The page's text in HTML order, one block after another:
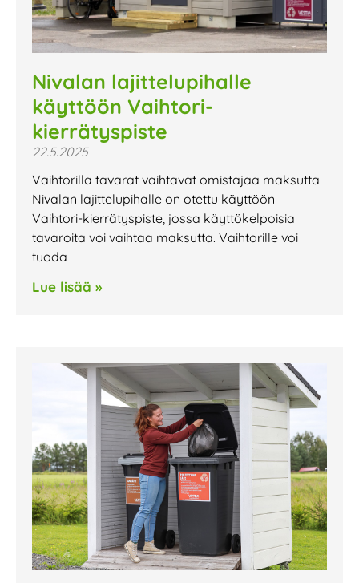
Nivalan lajittelupihalle
käyttöön Vaihtori-
kierrätyspiste
22.5.2025
Vaihtorilla tavarat vaihtavat omistajaa maksutta
Nivalan lajittelupihalle on otettu käyttöön
Vaihtori-kierrätyspiste, jossa käyttökelpoisia
tavaroita voi vaihtaa maksutta. Vaihtorille voi
tuoda
Lue lisää »